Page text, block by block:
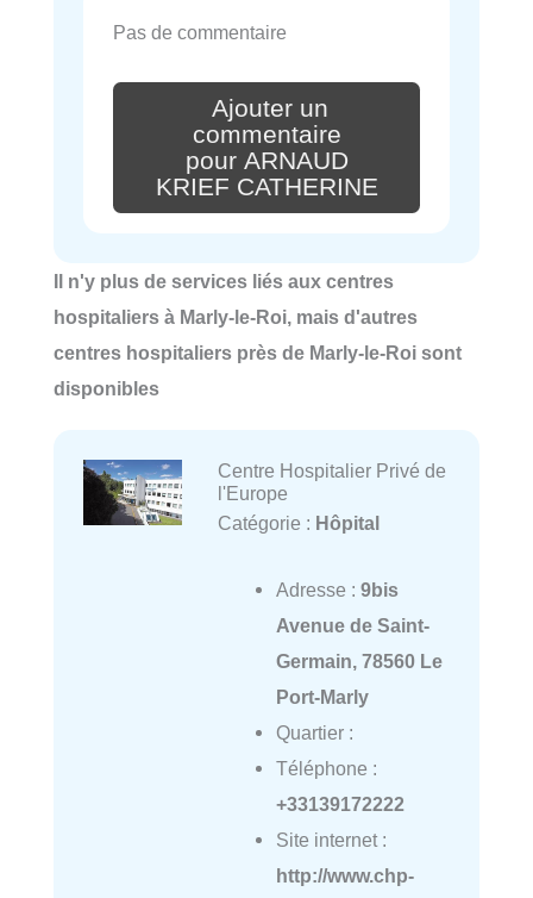
Pas de commentaire
Ajouter un
commentaire
pour ARNAUD
KRIEF CATHERINE
Il n'y plus de services liés aux centres
hospitaliers à Marly-le-Roi, mais d'autres
centres hospitaliers près de Marly-le-Roi sont
disponibles
Centre Hospitalier Privé de
l'Europe
Catégorie : Hôpital
Adresse : 9bis
Avenue de Saint-
Germain, 78560 Le
Port-Marly
Quartier :
Téléphone :
+33139172222
Site internet :
http://www.chp-